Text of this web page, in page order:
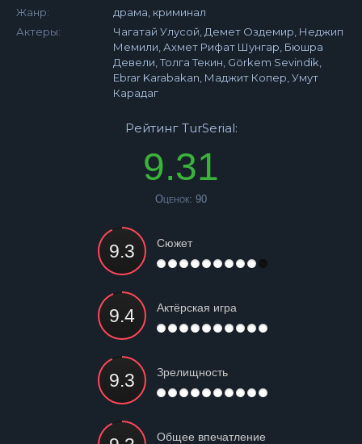
Жанр:
драма, криминал
Актеры:
Чагатай Улусой, Демет Оздемир, Неджип
Мемили, Ахмет Рифат Шунгар, Бюшра
Девели, Толга Текин, Görkem Sevindik,
Ebrar Karabakan, Маджит Копер, Умут
Карадаг
Рейтинг TurSerial:
9.31
Оценок: 90
Сюжет
Актёрская игра
Зрелищность
Общее впечатление